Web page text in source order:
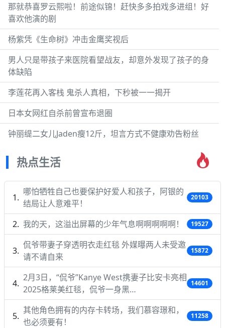
那就恭喜罗云熙啦！前途似锦！赶快多多拍戏多进组！好
喜欢他演的剧
杨紫凭《生命树》冲击金鹰奖视后
男人只是带孩子来医院看望战友，却意外发现了孩子的身
体缺陷
李莲花再入客栈 鬼杀人真相，下秒被一一揭开
日本女网红自杀前曾宣布退圈
钟丽缇二女儿Jaden瘦12斤，坦言方式不健康劝告粉丝
热点生活
哪怕牺牲自己也要保护好爱人和孩子，阿银的
结局让人意难平！
20103
我的天，这溢出屏幕的少年气息啊啊啊啊啊！ 19527
侃爷带妻子穿透明衣走红毯 外媒曝两人未受邀
请不请自来
15872
2月3日，“侃爷”Kanye West携妻子比安卡亮相
2025格莱美红毯，侃爷一身黑…
14601
其他角色拥有的内存卡转场，我们慕容璟和，
也必须要有！
11258